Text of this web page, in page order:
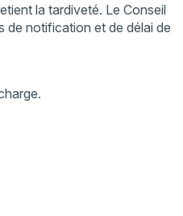
la tardiveté. Le Conseil
de notification et de délai de